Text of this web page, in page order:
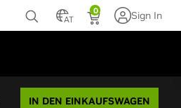
AT
0 Sign In
IN DEN EINKAUFSWAGEN